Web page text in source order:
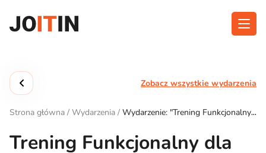
treści
Funkcjonalność
Kontakt
Zobacz wszystkie wydarzenia
Strona główna / Wydarzenia / Wydarzenie: "Trening Funkcjonalny
Trening Funkcjonalny dla